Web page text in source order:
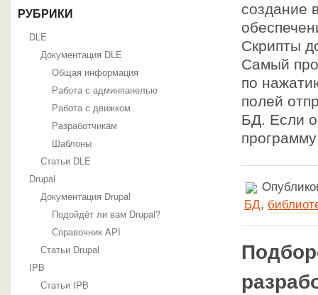
РУБРИКИ
DLE
Документация DLE
Общая информация
Работа с админпанелью
Работа с движком
Разработчикам
Шаблоны
Статьи DLE
Drupal
Документация Drupal
Подойдёт ли вам Drupal?
Справочник API
Статьи Drupal
IPB
Статьи IPB
cоздание
Скрипты
Самый
по
полей
БД. Если
БД,